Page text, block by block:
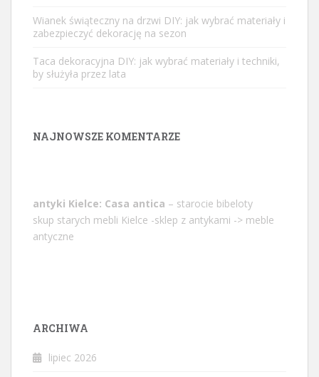
Wianek świąteczny na drzwi DIY: jak wybrać materiały i
zabezpieczyć dekorację na sezon
Taca dekoracyjna DIY: jak wybrać materiały i techniki,
by służyła przez lata
NAJNOWSZE KOMENTARZE
antyki Kielce: Casa antica – starocie bibeloty
skup starych mebli Kielce -sklep z antykami -> meble
antyczne
ARCHIWA
lipiec 2026